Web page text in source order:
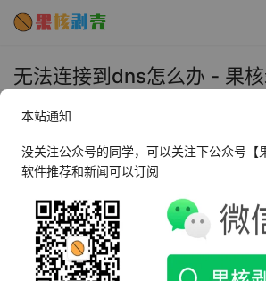
无法连接到dns怎么办 - 果
2024年1月30日 上午9:38
1、检查网络连接
我们需要确保网络连接正常，请检查您
互联网，以及网络连接是否稳定，您可
或使用其他应用程序来测试网络连接。
本站通知
没关注公众号的同学，可以关注下公众号【
软件推荐和新闻可以订阅